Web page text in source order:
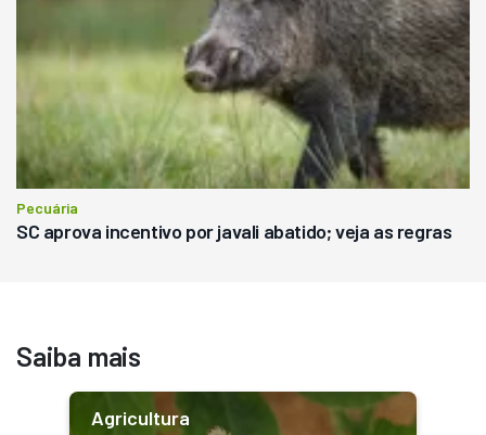
Pecuária
SC aprova incentivo por javali abatido; veja as regras
Saiba mais
Agricultura